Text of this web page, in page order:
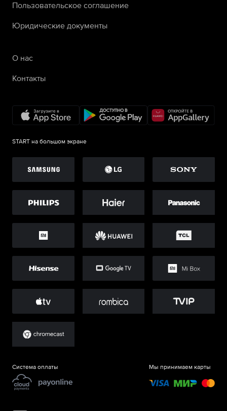
Пользовательское соглашение
Юридические документы
О нас
Контакты
START на большом экране
Система оплаты Мы принимаем карты